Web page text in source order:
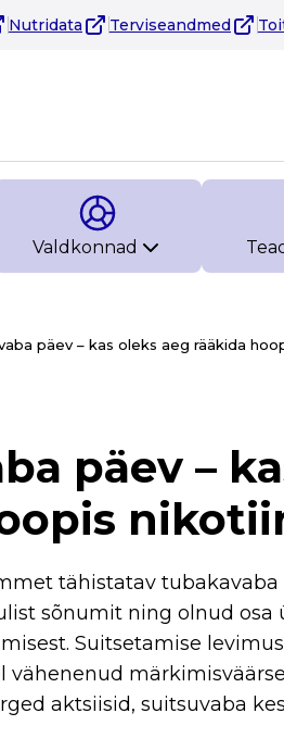
Nutridata Terviseandmed
Valdkonnad
päev – kas oleks aeg rääkida
päev –
tähistatav tubakavaba
sõnumit ning olnud osa
Suitsetamise
aktsiisid, suitsuvaba